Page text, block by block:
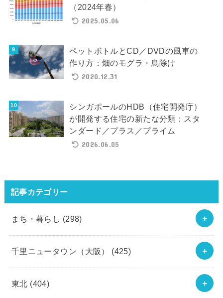
（2024年春）
2025.05.06
ペットボトルとCD／DVDの風車の
作り方：畑のモグラ・鳥除け
2020.12.31
シンガポールのHDB（住宅開発庁）
が開発する住宅の新たな分類：スタ
ンダード／プラス／プライム
2026.06.05
記事カテゴリー
まち・暮らし (298)
千里ニュータウン（大阪） (425)
東北 (404)